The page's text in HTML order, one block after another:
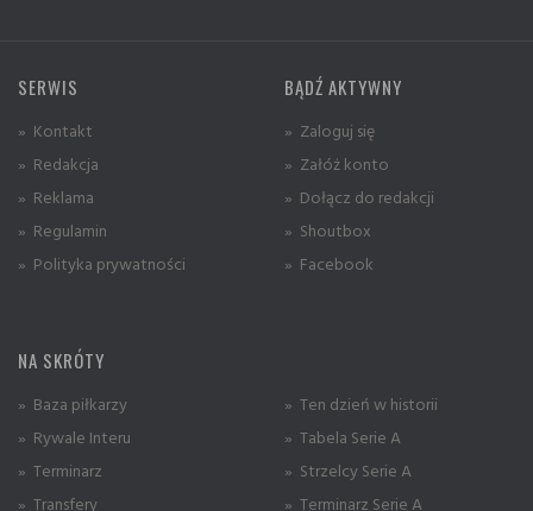
SERWIS
» Kontakt
» Redakcja
» Reklama
» Regulamin
» Polityka prywatności
BĄDŹ AKTYWNY
» Zaloguj się
» Załóż konto
» Dołącz do redakcji
» Shoutbox
» Facebook
NA SKRÓTY
» Baza piłkarzy
» Rywale Interu
» Terminarz
» Transfery
» Ten dzień w historii
» Tabela Serie A
» Strzelcy Serie A
» Terminarz Serie A